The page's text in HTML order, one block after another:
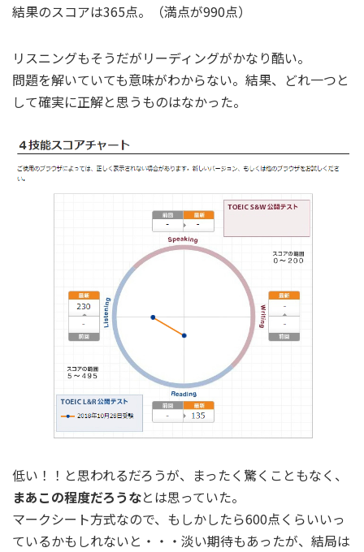
結果のスコアは365点。（満点が990点）
リスニングもそうだがリーディングがかなり酷い。
問題を解いていても意味がわからない。結果、どれ一つと
して確実に正解と思うものはなかった。
低い！！と思われるだろうが、まったく驚くこともなく、
まあこの程度だろうなとは思っていた。
マークシート方式なので、もしかしたら600点くらいいっ
ているかもしれないと・・・淡い期待もあったが、結局は